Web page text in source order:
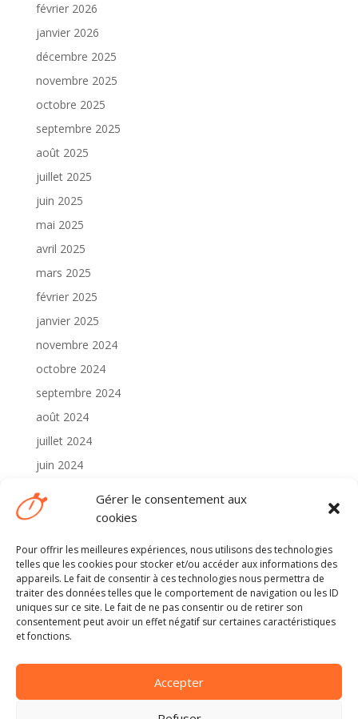
Gérer le consentement aux
cookies
Pour offrir les meilleures expériences, nous utilisons des technologies
telles que les cookies pour stocker et/ou accéder aux informations des
appareils. Le fait de consentir à ces technologies nous permettra de
traiter des données telles que le comportement de navigation ou les ID
uniques sur ce site. Le fait de ne pas consentir ou de retirer son
consentement peut avoir un effet négatif sur certaines caractéristiques
et fonctions.
Accepter
février 2026
janvier 2026
décembre 2025
novembre 2025
octobre 2025
septembre 2025
août 2025
juillet 2025
juin 2025
mai 2025
avril 2025
mars 2025
février 2025
janvier 2025
novembre 2024
octobre 2024
septembre 2024
août 2024
juillet 2024
juin 2024
mai 2024
avril 2024
Catégories
2024
Non classé
Méta
Connexion